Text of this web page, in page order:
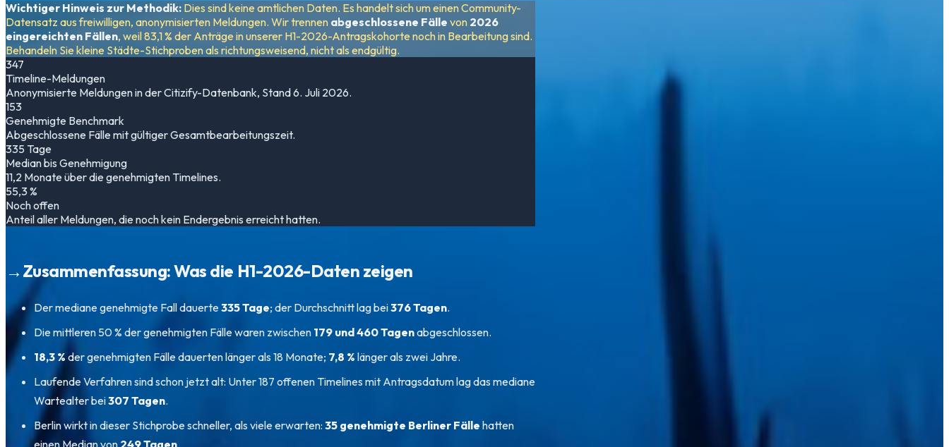
Wichtiger Hinweis zur Methodik: Dies sind keine amtlichen Daten. Es handelt sich um einen Community-
Datensatz aus freiwilligen, anonymisierten Meldungen. Wir trennen abgeschlossene Fälle von 2026
eingereichten Fällen, weil 83,1 % der Anträge in unserer H1-2026-Antragskohorte noch in Bearbeitung sind.
Behandeln Sie kleine Städte-Stichproben als richtungsweisend, nicht als endgültig.
347
Timeline-Meldungen
Anonymisierte Meldungen in der Citizify-Datenbank, Stand 6. Juli 2026.
153
Genehmigte Benchmark
Abgeschlossene Fälle mit gültiger Gesamtbearbeitungszeit.
335 Tage
Median bis Genehmigung
11,2 Monate über die genehmigten Timelines.
55,3 %
Noch offen
Anteil aller Meldungen, die noch kein Endergebnis erreicht hatten.
→ Zusammenfassung: Was die H1-2026-Daten zeigen
Der mediane genehmigte Fall dauerte335 Tage; der Durchschnitt lag bei376 Tagen.
Die mittleren 50 % der genehmigten Fälle waren zwischen 179 und 460 Tagenabgeschlossen.
18,3 %der genehmigten Fälle dauerten länger als 18 Monate; 7,8 % länger als zwei Jahre.
Laufende Verfahren sind schon jetzt alt: Unter 187 offenen Timelines mit Antragsdatum lag das mediane
Wartealter bei307 Tagen.
Berlin wirkt in dieser Stichprobe schneller, als viele erwarten: 35 genehmigte Berliner Fälle hatten